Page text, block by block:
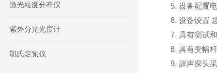
5. 设备配置
6. 设备设置
7. 具有测试
8. 具有变幅
9. 超声探头
激光粒度分布仪
紫外分光光度计
凯氏定氮仪